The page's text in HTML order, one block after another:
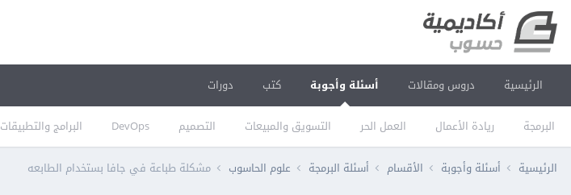
الرئيسية دروس ومقالات أسئلة وأجوبة
البرمجة ريادة الأعمال العمل الحر التسويق والمبيعات التصميم DevOps البرامج والتطبيقات
كتب دورات
الرئيسية أسئلة وأجوبة الأقسام أسئلة البرمجة علوم الحاسوب مشكلة طباعة في جافا بستخدام الطابعه